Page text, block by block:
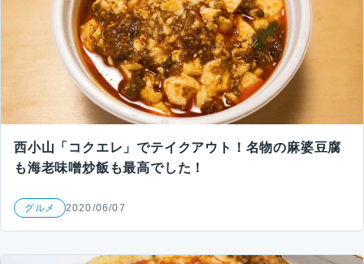
西小山「コクエレ」でテイクアウト！名物の麻婆豆腐
も海老味噌炒飯も最高でした！
グルメ 2020/06/07